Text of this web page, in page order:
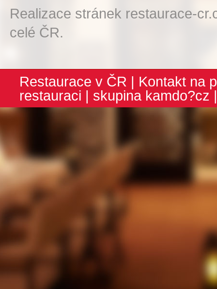
Realizace stránek restaurace-
celé ČR.
Restaurace v ČR | Kontakt na
restauraci | skupina kamdo?cz |